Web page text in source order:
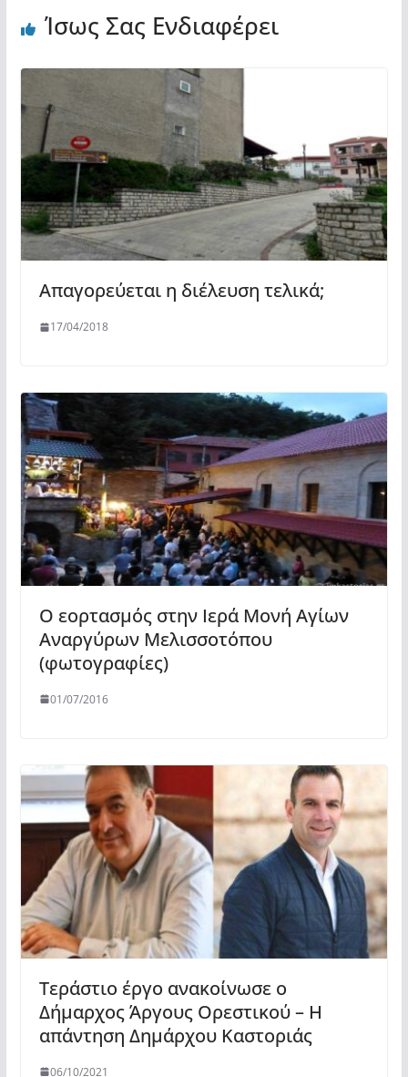
Ίσως Σας Ενδιαφέρει
Απαγορεύεται η διέλευση τελικά;
17/04/2018
Ο εορτασμός στην Ιερά Μονή Αγίων
Αναργύρων Μελισσοτόπου
(φωτογραφίες)
01/07/2016
Τεράστιο έργο ανακοίνωσε ο
Δήμαρχος Άργους Ορεστικού – Η
απάντηση Δημάρχου Καστοριάς
06/10/2021